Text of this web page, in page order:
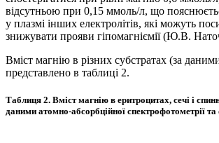
відсутньою при 0,15 ммоль/л, що
у плазмі інших електролітів, які можуть
знижувати прояви гіпомагніємії (Ю.В.
Вміст магнію в різних субстратах (за
представлено в таблиці 2.
Таблиця 2. Вміст магнію в еритроцитах, сечі і
даними атомно-абсорбційної спектрофотометрії та